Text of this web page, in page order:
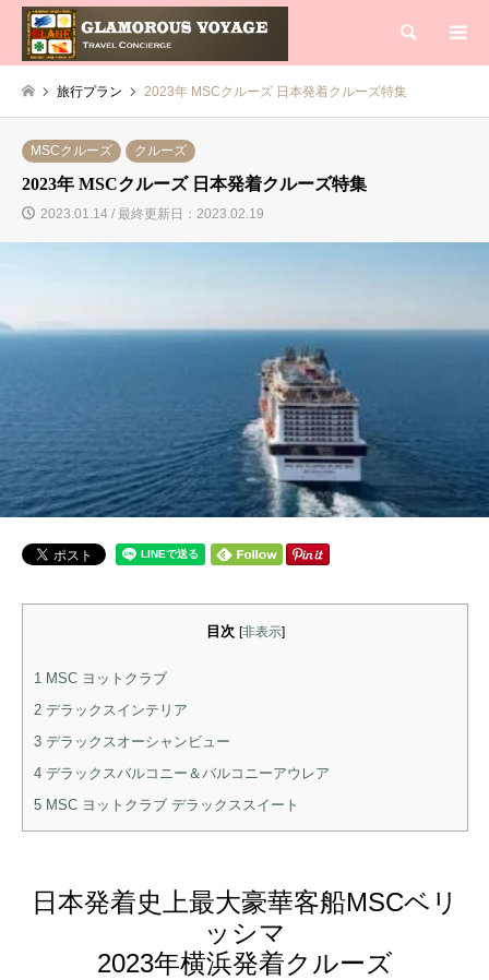
検索
旅行プラン 2023年 MSCクルーズ 日本発着クルーズ特集
MSCクルーズ クルーズ
2023年 MSCクルーズ 日本発着クルーズ特集
2023.01.14 / 最終更新日：2023.02.19
目次 [非表示]
1 MSC ヨットクラブ
2 デラックスインテリア
3 デラックスオーシャンビュー
4 デラックスバルコニー＆バルコニーアウレア
5 MSC ヨットクラブ デラックススイート
日本発着史上最大豪華客船MSCベリ
ッシマ
2023年横浜発着クルーズ